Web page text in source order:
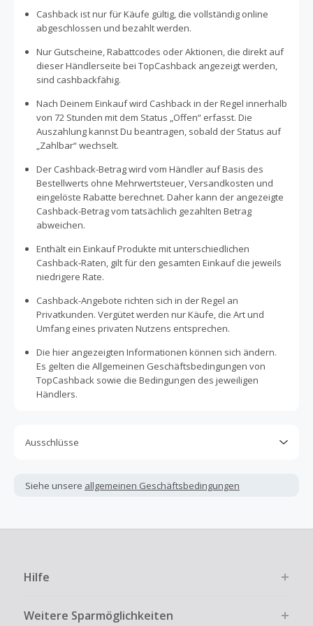
und Spaß in der gesunden Küche. Alle WW Produkte wie
Proteinsnacks, Fertiggerichte, Feinkostsalate, Brot oder
Farbstoffe, sowie Aromastoffe und Konservierungsstoffe.
Cashback ist nur für Käufe gültig, die vollständig online
abgeschlossen und bezahlt werden.
Nur Gutscheine, Rabattcodes oder Aktionen, die direkt auf
dieser Händlerseite bei TopCashback angezeigt werden,
sind cashbackfähig.
Nach Deinem Einkauf wird Cashback in der Regel innerhalb
von 72 Stunden mit dem Status „Offen“ erfasst. Die
Auszahlung kannst Du beantragen, sobald der Status auf
„Zahlbar“ wechselt.
Der Cashback-Betrag wird vom Händler auf Basis des
Bestellwerts ohne Mehrwertsteuer, Versandkosten und
eingelöste Rabatte berechnet. Daher kann der angezeigte
Cashback-Betrag vom tatsächlich gezahlten Betrag
abweichen.
Enthält ein Einkauf Produkte mit unterschiedlichen
Cashback-Raten, gilt für den gesamten Einkauf die jeweils
niedrigere Rate.
Cashback-Angebote richten sich in der Regel an
Privatkunden. Vergütet werden nur Käufe, die Art und
Umfang eines privaten Nutzens entsprechen.
Die hier angezeigten Informationen können sich ändern.
Es gelten die Allgemeinen Geschäftsbedingungen von
TopCashback sowie die Bedingungen des jeweiligen
Händlers.
Ausschlüsse
andere Sparprogramme verwendet werden, die nicht
ausdrücklich auf dieser Händlerseite von TopCashback
Kein Cashback für den Kauf von Geschenkgutscheinen
Bezahlvorgang ist nur dann cashbackfähig, wenn dies
ausdrücklich auf der Händlerseite erlaubt ist.
Stornierung, Kündigung eines Abonnements oder Widerruf
Siehe unsere allgemeinen Geschäftsbedingungen
Hilfe
Weitere Sparmöglichkeiten